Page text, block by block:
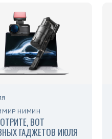
НИМИН
ВОТ
ГАДЖЕТОВ ИЮЛЯ